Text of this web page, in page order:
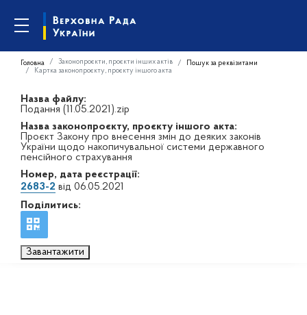
Головна Законопроєкти, проєкти інших актів
Пошук за реквізитами
Картка законопроєкту, проєкту іншого акта
Назва файлу:
Подання (11.05.2021).zip
Назва законопроєкту, проєкту іншого акта:
Проєкт Закону про внесення змін до деяких законів
України щодо накопичувальної системи державного
пенсійного страхування
Номер, дата реєстрації:
2683-2 від 06.05.2021
Поділитись:
Завантажити